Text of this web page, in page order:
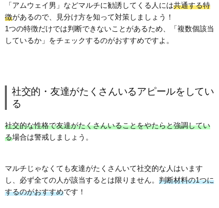
「アムウェイ男」などマルチに勧誘してくる人には共通する特
徴があるので、見分け方を知って対策しましょう！
1つの特徴だけでは判断できないことがあるため、「複数個該当
しているか」をチェックするのがおすすめですよ。
社交的・友達がたくさんいるアピールをしてい
る
社交的な性格で友達がたくさんいることをやたらと強調してい
る場合は警戒しましょう。
マルチじゃなくても友達がたくさんいて社交的な人はいます
し、必ず全ての人が該当するとは限りません。 判断材料の1つに
するのがおすすめです！